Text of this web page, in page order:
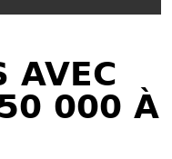
AVEC
000 À